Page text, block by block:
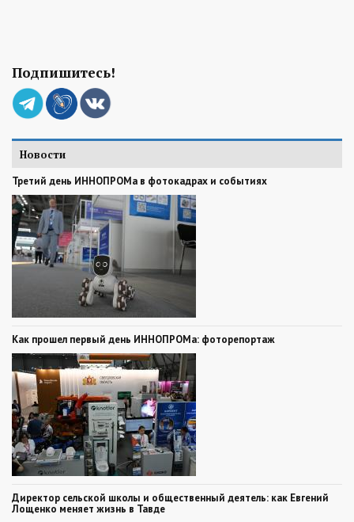
Подпишитесь!
Новости
Третий день ИННОПРОМа в фотокадрах и событиях
Как прошел первый день ИННОПРОМа: фоторепортаж
Директор сельской школы и общественный деятель: как Евгений
Лощенко меняет жизнь в Тавде